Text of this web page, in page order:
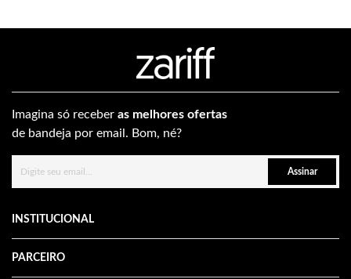
Imagina só receber as melhores ofertas
de bandeja por email. Bom, né?
Assinar
INSTITUCIONAL
PARCEIRO